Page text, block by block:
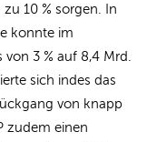
10 % sorgen. In
konnte im
3 % auf 8,4 Mrd.
sich indes das
von knapp
zudem einen